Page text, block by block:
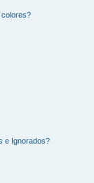
colores?
e Ignorados?